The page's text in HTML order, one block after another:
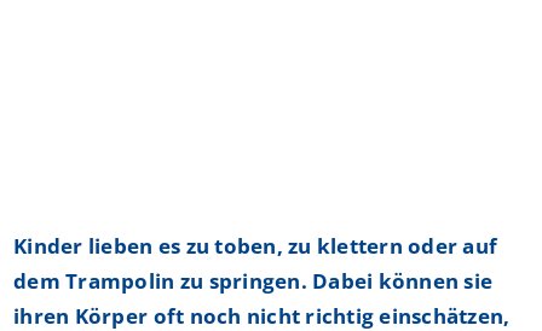
Kinder lieben es zu toben, zu klettern oder auf
dem Trampolin zu springen. Dabei können sie
ihren Körper oft noch nicht richtig einschätzen,